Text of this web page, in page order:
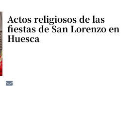
Actos religiosos de las
fiestas de San Lorenzo en
Huesca